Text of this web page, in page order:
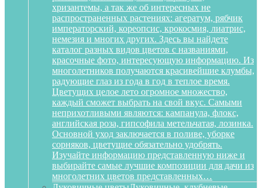
хризантемы, а так же об интересных не
распространенных растениях: агератум, рябчик
императорский, кореопсис, крокосмия, лиатрис,
немезия и многих других. Здесь вы найдете
каталог разных видов цветов с названиями,
красочные фото, интересующую информацию. Из
многолетников получаются красивейшие клумбы,
радующие глаз из года в год в теплое время.
Цветущих целое лето огромное множество,
каждый сможет выбрать на свой вкус. Самыми
неприхотливыми являются: кампанула, флокс,
английская роза, гипсофила метельчатая, лозинка.
Основной уход заключается в поливе, уборке
сорняков, цветущие обязательно удобрять.
Изучайте информацию представленную ниже и
выбирайте самые лучшие композиции для дачи из
многолетних цветов представленных…